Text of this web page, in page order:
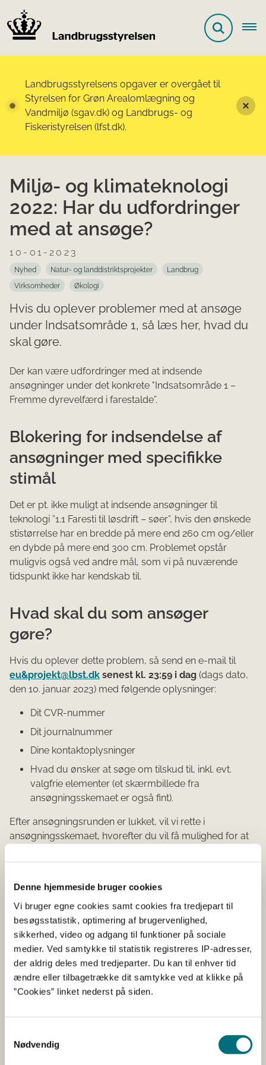
Denne hjemmeside bruger cookies
Vi bruger egne cookies samt cookies fra tredjepart til
besøgsstatistik, optimering af brugervenlighed,
sikkerhed, video og adgang til funktioner på sociale
medier. Ved samtykke til statistik registreres IP-adresser,
der aldrig deles med tredjeparter. Du kan til enhver tid
ændre eller tilbagetrække dit samtykke ved at klikke på
”Cookies” linket nederst på siden.
Nødvendig
Landbrugsstyrelsens opgaver er overgået til
Styrelsen for Grøn Arealomlægning og
Vandmiljø (sgav.dk) og Landbrugs- og
Fiskeristyrelsen (lfst.dk).
Miljø- og klimateknologi
2022: Har du udfordringer
med at ansøge?
10-01-2023
Nyhed Natur- og landdistriktsprojekter
Landbrug
Virksomheder
Økologi
Hvis du oplever problemer med at ansøge
under Indsatsområde 1, så læs her, hvad du
skal gøre.
Der kan være udfordringer med at indsende
ansøgninger under det konkrete "Indsatsområde 1 –
Fremme dyrevelfærd i farestalde”.
Blokering for indsendelse af
ansøgninger med specifikke
stimål
Det er pt. ikke muligt at indsende ansøgninger til
teknologi ”1.1 Faresti til løsdrift – søer”, hvis den ønskede
stistørrelse har en bredde på mere end 260 cm og/eller
en dybde på mere end 300 cm. Problemet opstår
muligvis også ved andre mål, som vi på nuværende
tidspunkt ikke har kendskab til.
Hvad skal du som ansøger
gøre?
Hvis du oplever dette problem, så send en e-mail til
eu&projekt@lbst.dk senest kl. 23:59 i dag (dags dato,
den 10. januar 2023) med følgende oplysninger:
Dit CVR-nummer
Dit journalnummer
Dine kontaktoplysninger
Hvad du ønsker at søge om tilskud til, inkl. evt.
valgfrie elementer (et skærmbillede fra
ansøgningsskemaet er også fint).
Efter ansøgningsrunden er lukket, vil vi rette i
ansøgningsskemaet, hvorefter du vil få mulighed for at
giver dig besked, så snart vi er klar til at modtage din
Om ordningen
Miljø- og klimateknologiordningen er en del af
Landdistriktsprogrammet (LDP) 2014-2022, der har som
overordnet mål at styrke bæredygtighed, innovation og
konkurrenceevne i den primære jordbrugssektor samt
bidrage til strukturudvikling på landbrugsbedrifterne
Formålet med ordningen er gennem tilskud til
investeringer i nye teknologier på jordbrugsbedrifter at